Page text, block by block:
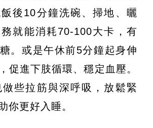
後10分鐘洗碗、掃地、曬
就能消耗70-100大卡，有
。或是午休前5分鐘起身伸
促進下肢循環、穩定血壓。
些拉筋與深呼吸，放鬆緊
你更好入睡。